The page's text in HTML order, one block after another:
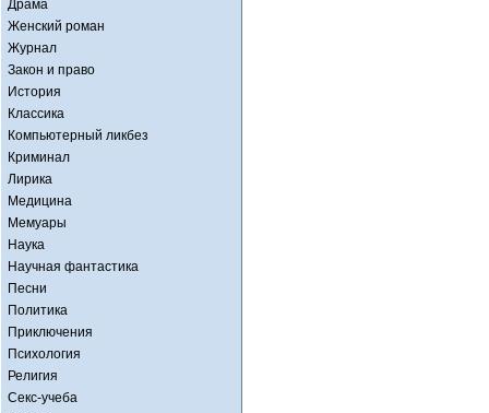
Драма
Женский роман
Журнал
Закон и право
История
Классика
Компьютерный ликбез
Криминал
Лирика
Медицина
Мемуары
Наука
Научная фантастика
Песни
Политика
Приключения
Психология
Религия
Секс-учеба